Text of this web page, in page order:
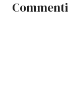
Commenti